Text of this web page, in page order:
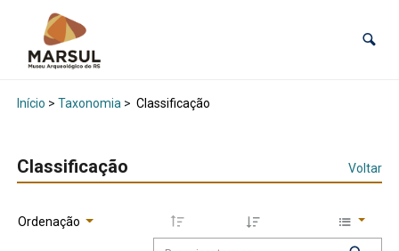
Início > Taxonomia > Classificação
Classificação Voltar
Ordenação